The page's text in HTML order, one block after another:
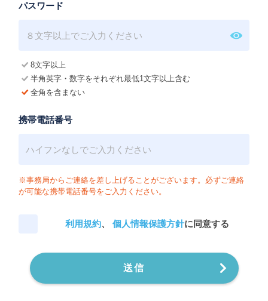
パスワード
8文字以上
半角英字・数字をそれぞれ最低1文字以上含む
全角を含まない
携帯電話番号
※事務局からご連絡を差し上げることがございます。必ずご連絡
が可能な携帯電話番号をご入力ください。
利用規約、 個人情報保護方針に同意する
送信